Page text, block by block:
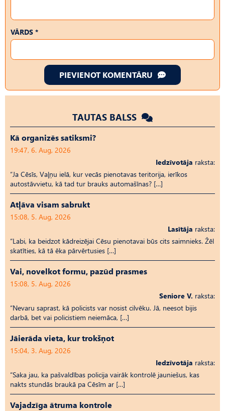
VĀRDS *
PIEVIENOT KOMENTĀRU
TAUTAS BALSS
Kā organizēs satiksmi?
19:47, 6. Aug, 2026
Iedzīvotāja raksta:
“Ja Cēsīs, Vaļņu ielā, kur vecās pienotavas teritorija, ierīkos
autostāvvietu, kā tad tur brauks automašīnas? […]
Atļāva visam sabrukt
15:08, 5. Aug, 2026
Lasītāja raksta:
“Labi, ka beidzot kādreizējai Cēsu pienotavai būs cits saimnieks. Žēl
skatīties, kā tā ēka pārvērtusies […]
Vai, novelkot formu, pazūd prasmes
15:08, 5. Aug, 2026
Seniore V. raksta:
“Nevaru saprast, kā policists var nosist cilvēku. Jā, neesot bijis
darbā, bet vai policistiem neiemāca, […]
Jāierāda vieta, kur trokšņot
15:04, 3. Aug, 2026
Iedzīvotāja raksta:
“Saka jau, ka pašvaldības policija vairāk kontrolē jauniešus, kas
nakts stundās braukā pa Cēsīm ar […]
Vajadzīga ātruma kontrole